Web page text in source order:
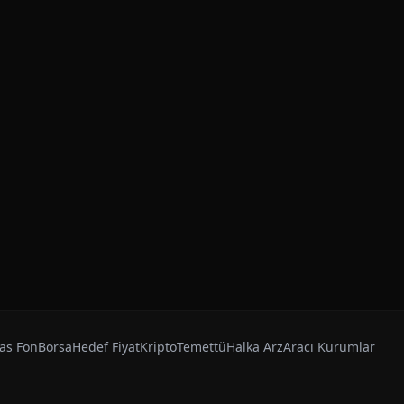
FonBorsaHedef FiyatKriptoTemettüHalka ArzAracı Kurumlar